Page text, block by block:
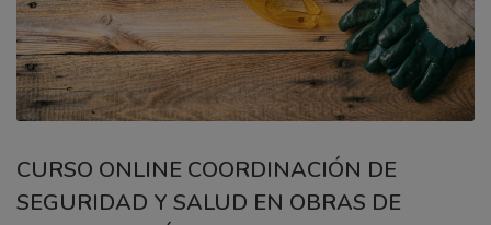
CURSO ONLINE COORDINACIÓN DE
SEGURIDAD Y SALUD EN OBRAS DE